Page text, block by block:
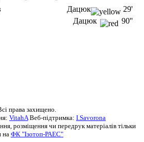
Дацюк
29'
Дацюк
90''
права захищено.
VitahA Веб-підтримка: I.Savorona
розміщення чи передрук матеріалів тільки
на ФК "Ізотоп-РАЕС"